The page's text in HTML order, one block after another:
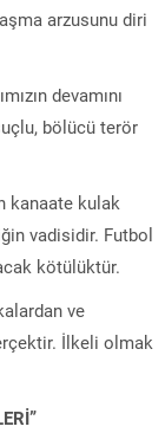
arzusunu diri
devamını
bölücü terör
kanaate kulak
vadisidir. Futbol
kötülüktür.
ve
İlkeli olmak